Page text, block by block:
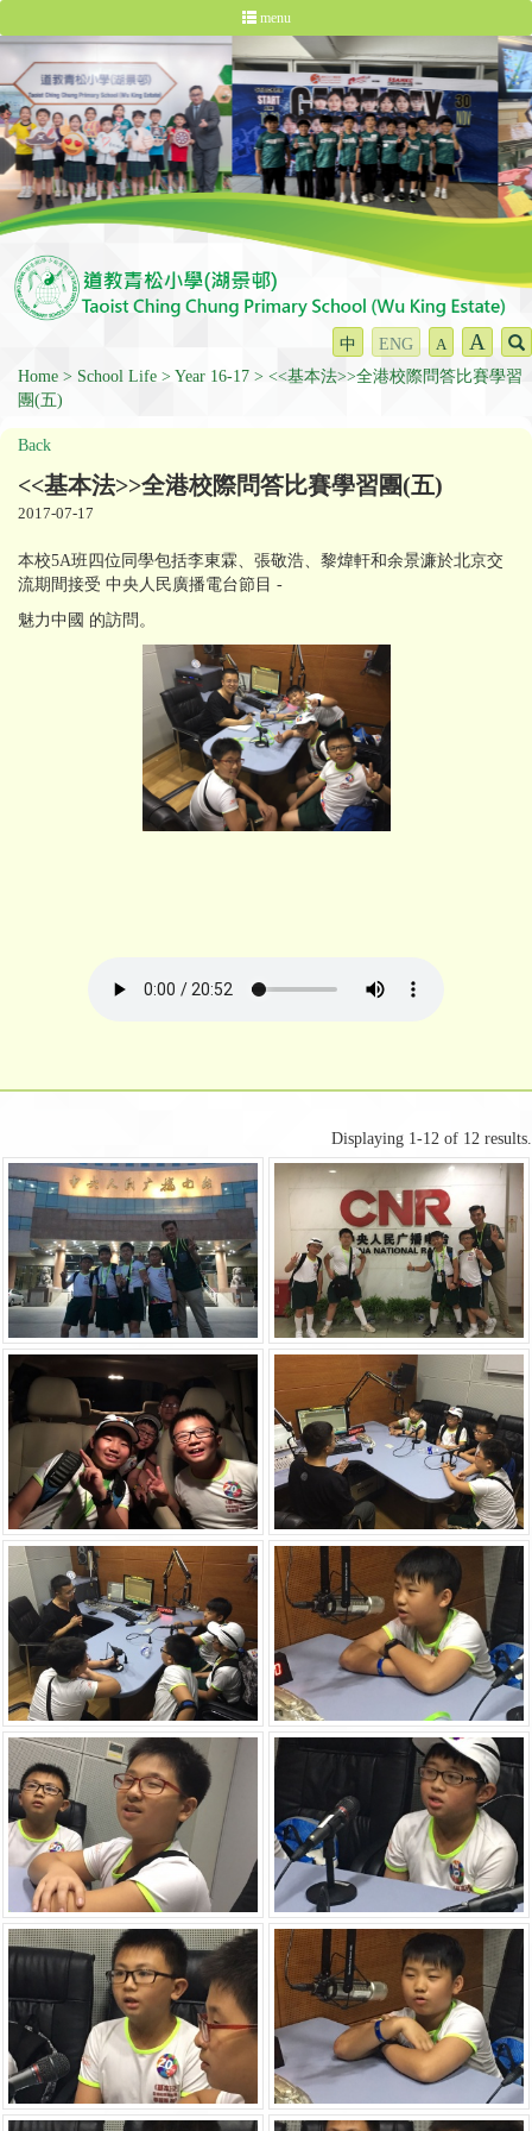
menu
中 ENG A A
Home School Life Year 16-17
<<基本法>>全港校際問答比賽學習
團(五)
Back
<<基本法>>全港校際問答比賽學習團(五)
2017-07-17
本校5A班四位同學包括李東霖、張敬浩、黎煒軒和余景濂於北京交
流期間接受 中央人民廣播電台節目 -
魅力中國 的訪問。
Displaying 1-12 of 12 results.